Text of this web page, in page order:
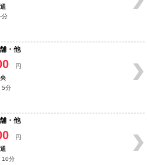
分
・他
円
5分
・他
円
10分